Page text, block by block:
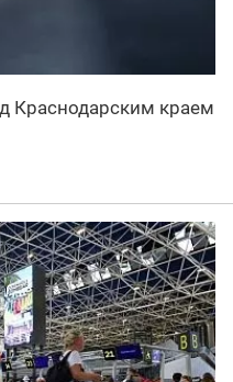
Краснодарским краем